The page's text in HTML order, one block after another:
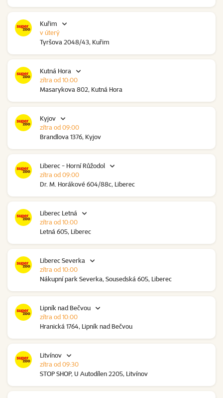
Kuřim
Tyršova 2048/43, Kuřim
v úterý
Kutná Hora
Masarykova 802, Kutná Hora
zítra od 10:00
Kyjov
Brandlova 1376, Kyjov
zítra od 09:00
Liberec - Horní Růžodol
Dr. M. Horákové 604/88c, Liberec
zítra od 09:00
Liberec Letná
Letná 605, Liberec
zítra od 10:00
Liberec Severka
Nákupní park Severka, Sousedská 605, Liberec
zítra od 10:00
Lipník nad Bečvou
Hranická 1764, Lipník nad Bečvou
zítra od 10:00
Litvínov
STOP SHOP, U Autodílen 2205, Litvínov
zítra od 09:30